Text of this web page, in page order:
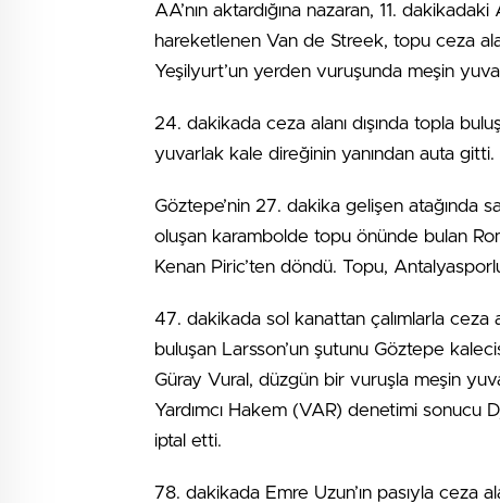
AA’nın aktardığına nazaran, 11.
hareketlenen Van de Streek, topu ceza
Yeşilyurt’un yerden vuruşunda meşin
24. dakikada ceza alanı dışında topla
yuvarlak kale direğinin yanından auta gitti.
Göztepe’nin 27. dakika gelişen atağında
oluşan karambolde topu önünde bulan
Kenan Piric’ten döndü. Topu,
47. dakikada sol kanattan çalımlarla ceza
buluşan Larsson’un şutunu Göztepe
Güray Vural, düzgün bir vuruşla meşin
Yardımcı Hakem (VAR) denetimi
iptal etti.
78. dakikada Emre Uzun’ın pasıyla ceza